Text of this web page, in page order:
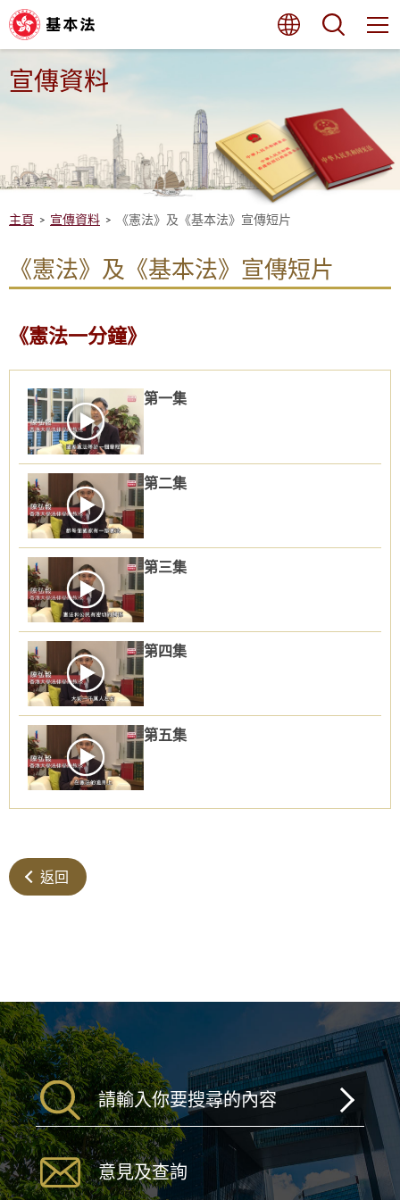
至
內
容
開
始
語言
宣傳資料
主頁 宣傳資料 《憲法》及《基本法》宣傳短片
《憲法》及《基本法》宣傳短片
《憲法一分鐘》
第一集
第二集
第三集
第四集
第五集
返回
意見及查詢